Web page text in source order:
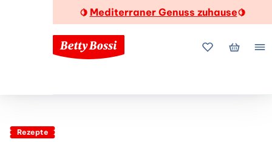
🍋 Mediterraner Genuss zuhause🍋
MeineMein
Rezepte